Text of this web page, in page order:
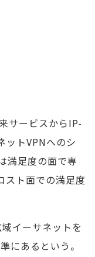
サービスからIP-
ットVPNへのシ
満足度の面で専
スト面での満足度
イーサネットを
にあるという。